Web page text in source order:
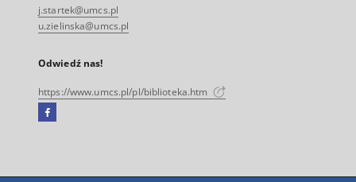
j.startek@umcs.pl
u.zielinska@umcs.pl
Odwiedź nas!
https://www.umcs.pl/pl/biblioteka.htm
Facebook
się